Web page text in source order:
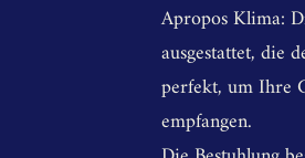
Apropos Klima:
ausgestattet, die
perfekt, um Ihre
empfangen.